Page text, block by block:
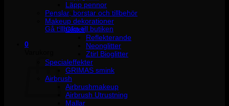
Inga produkter i varukorgen.
Gå tillbaka till butiken
0
Läpp pennor
Penslar, borstar och tillbehör
Makeup dekorationer
Glitter
Reflekterande
Neonglitter
Ztirl Bioglitter
Specialeffekter
GRIMAS smink
Airbrush
Airbrushmakeup
Airbrush Utrustning
Mallar